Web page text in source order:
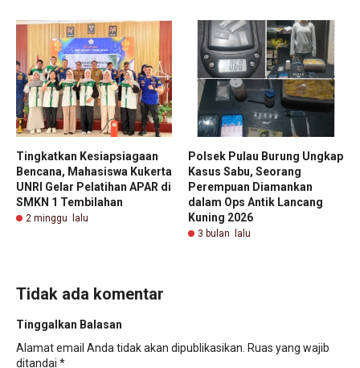
Tingkatkan Kesiapsiagaan
Bencana, Mahasiswa Kukerta
UNRI Gelar Pelatihan APAR di
SMKN 1 Tembilahan
2 minggu lalu
Polsek Pulau Burung Ungkap
Kasus Sabu, Seorang
Perempuan Diamankan
dalam Ops Antik Lancang
Kuning 2026
3 bulan lalu
Tidak ada komentar
Tinggalkan Balasan
Alamat email Anda tidak akan dipublikasikan. Ruas yang wajib
ditandai *